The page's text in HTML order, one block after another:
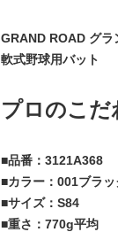
GRAND ROAD グラ
軟式野球用バット
プロのこだ
■品番：3121A368
■カラー：001ブラッ
■サイズ：S84
■重さ：770g平均